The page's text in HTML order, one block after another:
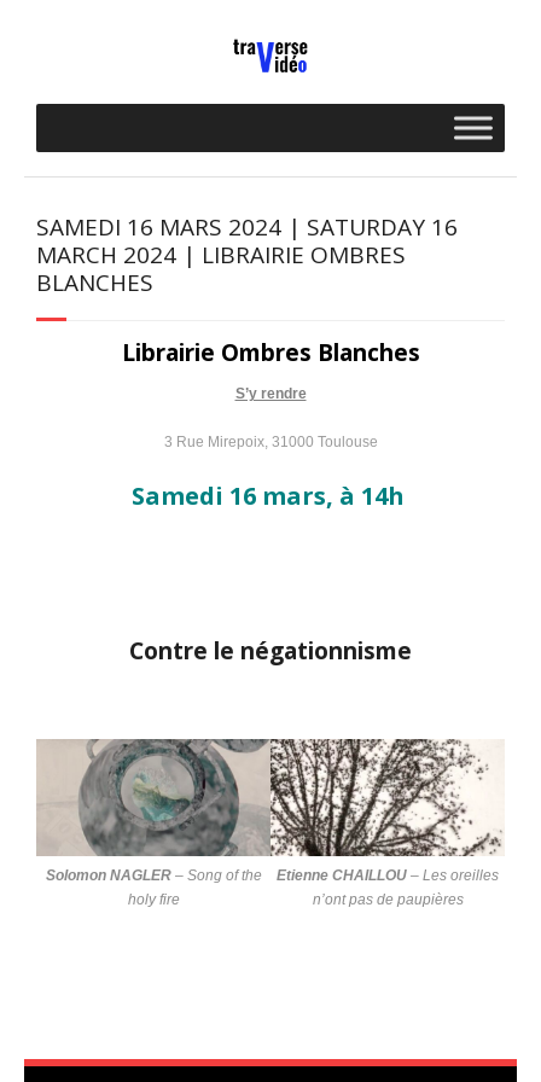
SAMEDI 16 MARS 2024 | SATURDAY 16
MARCH 2024 | LIBRAIRIE OMBRES
BLANCHES
Librairie Ombres Blanches
S’y rendre
3 Rue Mirepoix, 31000 Toulouse
Samedi 16 mars, à 14h
Contre le négationnisme
Solomon NAGLER– Song of the
holy fire
Etienne CHAILLOU – Les oreilles
n’ont pas de paupières